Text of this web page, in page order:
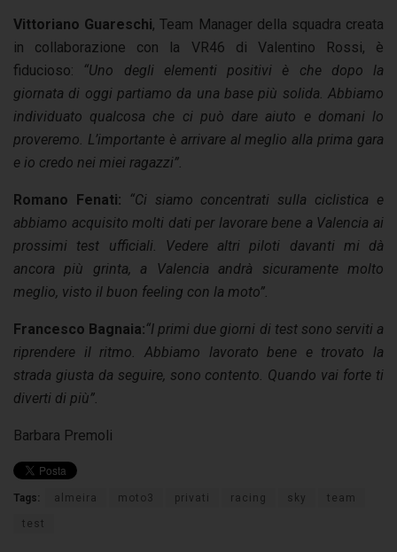
Vittoriano Guareschi, Team Manager della squadra creata
in collaborazione con la VR46 di Valentino Rossi, è
fiducioso: “Uno degli elementi positivi è che dopo la
giornata di oggi partiamo da una base più solida. Abbiamo
individuato qualcosa che ci può dare aiuto e domani lo
proveremo. L’importante è arrivare al meglio alla prima gara
e io credo nei miei ragazzi”.
Romano Fenati:
“Ci siamo concentrati sulla ciclistica e
abbiamo acquisito molti dati per lavorare bene a Valencia ai
prossimi test ufficiali. Vedere altri piloti davanti mi dà
ancora più grinta, a Valencia andrà sicuramente molto
meglio, visto il buon feeling con la moto”.
Francesco Bagnaia:“I primi due giorni di test sono serviti a
riprendere il ritmo. Abbiamo lavorato bene e trovato la
strada giusta da seguire, sono contento. Quando vai forte ti
diverti di più”.
Barbara Premoli
Tags: almeira moto3 privati racing sky team
test